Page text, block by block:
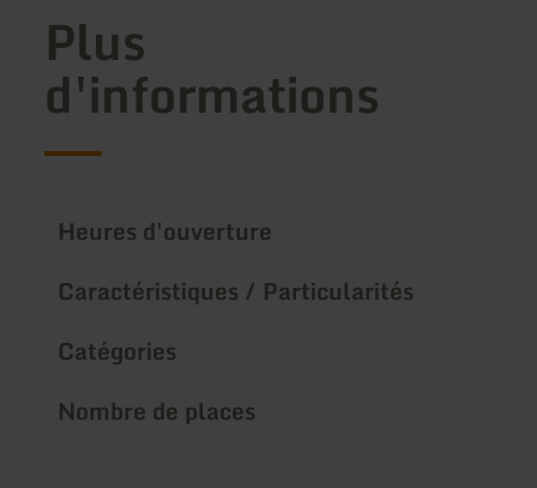
Plus
d'informations
Heures d'ouverture
Caractéristiques / Particularités
Catégories
Nombre de places